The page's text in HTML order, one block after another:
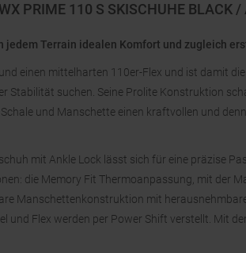
PRIME 110 S SKISCHUHE BLACK /
jedem Terrain idealen Komfort und zugleich
einen mittelharten 110er-Flex und ist damit
Stabilität suchen. Seine Prolite Konstruktion
und Manschette einen kraftvollen und
mit Ankle Lock lässt sich für eine präzise
die Memory Fit Thermoanpassung, mit der
Manschettenkonstruktion mit
und Flex werden per Power Shift verstellt. Mit